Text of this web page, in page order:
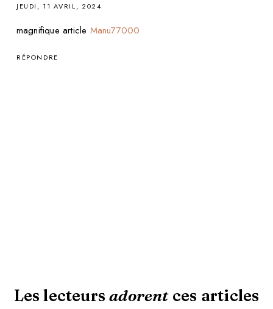
JEUDI, 11 AVRIL, 2024
magnifique article Manu77000
RÉPONDRE
Les lecteursadorentces articles